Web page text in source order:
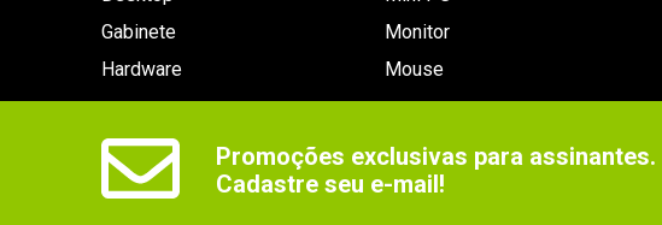
Gabinete
Hardware
Monitor
Mouse
Promoções exclusivas para assinantes.
Cadastre seu e-mail!